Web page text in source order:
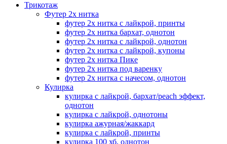
Трикотаж
Футер 2х нитка
футер 2х нитка с лайкрой, принты
футер 2х нитка бархат, однотон
футер 2х нитка с лайкрой, однотон
футер 2х нитка с лайкрой, купоны
футер 2х нитка Пике
футер 2х нитка под варенку
футер 2х нитка с начесом, однотон
Кулирка
кулирка с лайкрой, бархат/peach эффект,
однотон
кулирка с лайкрой, однотоны
кулирка ажурная/жаккард
кулирка с лайкрой, принты
кулирка 100 хб, однотон